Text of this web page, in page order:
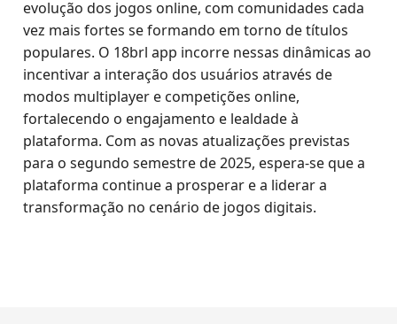
evolução dos jogos online, com comunidades cada
vez mais fortes se formando em torno de títulos
populares. O 18brl app incorre nessas dinâmicas ao
incentivar a interação dos usuários através de
modos multiplayer e competições online,
fortalecendo o engajamento e lealdade à
plataforma. Com as novas atualizações previstas
para o segundo semestre de 2025, espera-se que a
plataforma continue a prosperar e a liderar a
transformação no cenário de jogos digitais.